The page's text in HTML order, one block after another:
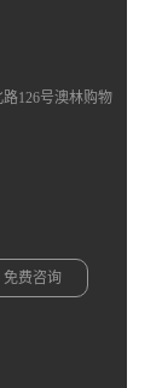
126号澳林购物
免费咨询